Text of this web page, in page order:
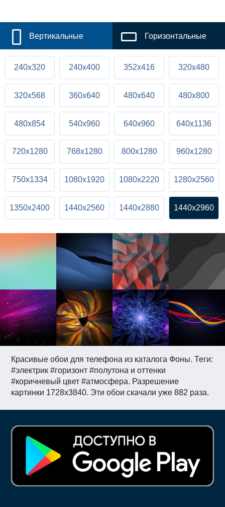
Красивые обои для телефона из каталога Фоны. Теги:
#электрик #горизонт #полутона и оттенки
#коричневый цвет #атмосфера. Разрешение
картинки 1728x3840. Эти обои скачали уже 882 раза.
Вертикальные Горизонтальные
240x320 240x400 352x416 320x480
320x568 360x640 480x640 480x800
480x854 540x960 640x960 640x1136
720x1280 768x1280 800x1280 960x1280
750x1334 1080x1920 1080x2220 1280x2560
1350x2400 1440x2560 1440x2880 1440x2960